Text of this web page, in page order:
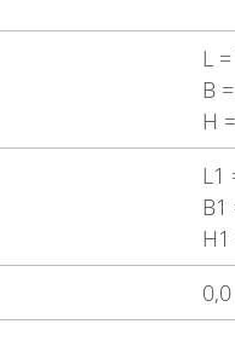
L
B
H
L1
B1
H1